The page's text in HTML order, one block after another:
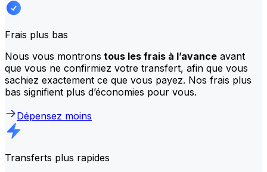
Frais plus bas
Nous vous montrons tous les frais à l’avance avant
que vous ne confirmiez votre transfert, afin que vous
sachiez exactement ce que vous payez. Nos frais plus
bas signifient plus d’économies pour vous.
Dépensez moins
Transferts plus rapides